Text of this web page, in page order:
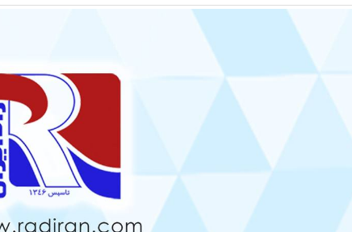
مقایسه چیدمان خطی و مثلثی در
نحوه جوشش مبرد در اواپراتور –
کویل فین‌تیوب